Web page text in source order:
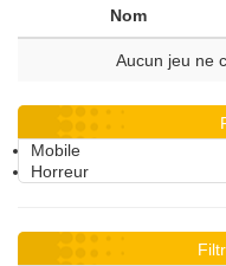
Nom
Aucun jeu ne
Mobile
Horreur